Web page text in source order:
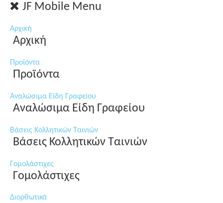
JF Mobile Menu
Αρχική
Αρχική
Προϊόντα
Προϊόντα
Αναλώσιμα Είδη Γραφείου
Αναλώσιμα Είδη Γραφείου
Βάσεις Κολλητικών Ταινιών
Βάσεις Κολλητικών Ταινιών
Γομολάστιχες
Γομολάστιχες
Διορθωτικά